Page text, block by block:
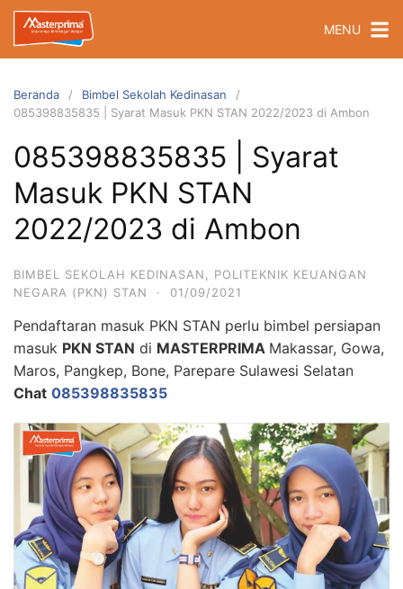
Langsung
konten
MENU
Beranda
Bimbel Sekolah Kedinasan
085398835835 | Syarat Masuk PKN STAN 2022/2023 di Ambon
085398835835 | Syarat
Masuk PKN STAN
2022/2023 di Ambon
BIMBEL SEKOLAH KEDINASAN
POLITEKNIK KEUANGAN
NEGARA (PKN) STAN
· 01/09/2021
Pendaftaran masuk PKN STAN perlu bimbel persiapan
masuk PKN STAN di MASTERPRIMA Makassar, Gowa,
Maros, Pangkep, Bone, Parepare Sulawesi Selatan
Chat 085398835835